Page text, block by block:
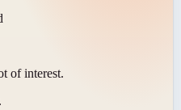
of interest.